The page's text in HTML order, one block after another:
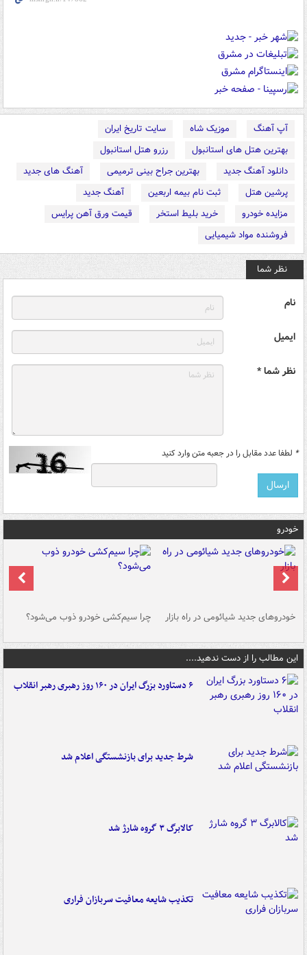
آپ آهنگ موزیک شاه
سایت تاریخ ایران
بهترین هتل های استانبول
رزرو هتل استانبول
دانلود آهنگ جدید
بهترین جراح بینی ترمیمی
آهنگ های جدید
پرشین هتل
ثبت نام بیمه اربعین
آهنگ جدید
مزایده خودرو
خرید بلیط استخر
قیمت ورق آهن پرایس
فروشنده مواد شیمیایی
نظر شما
نام
ایمیل
نظر شما *
* لطفا عدد مقابل را در جعبه متن وارد کنید
خودرو
خودروهای جدید شیائومی در راه بازار چرا سیم‌کشی خودرو ذوب می‌شود؟
این مطالب را از دست ندهید....
۶ دستاورد بزرگ ایران در ۱۶۰ روز رهبری رهبر انقلاب
شرط جدید برای بازنشستگی اعلام شد
کالابرگ ۳ گروه شارژ شد
تکذیب شایعه معافیت سربازان فراری